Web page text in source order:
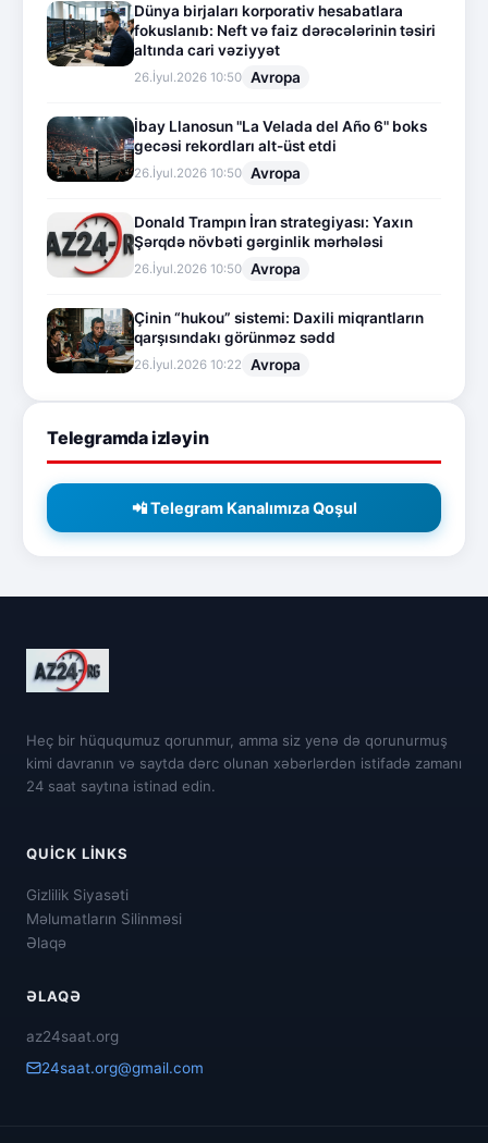
Dünya birjaları korporativ hesabatlara
fokuslanıb: Neft və faiz dərəcələrinin təsiri
altında cari vəziyyət
26.İyul.2026 10:50 Avropa
İbay Llanosun "La Velada del Año 6" boks
gecəsi rekordları alt-üst etdi
26.İyul.2026 10:50 Avropa
Donald Trampın İran strategiyası: Yaxın
Şərqdə növbəti gərginlik mərhələsi
26.İyul.2026 10:50 Avropa
Çinin “hukou” sistemi: Daxili miqrantların
qarşısındakı görünməz sədd
26.İyul.2026 10:22 Avropa
Telegramda izləyin
📲 Telegram Kanalımıza Qoşul
Heç bir hüququmuz qorunmur, amma siz yenə də qorunurmuş
kimi davranın və saytda dərc olunan xəbərlərdən istifadə zamanı
24 saat saytına istinad edin.
QUICK LINKS
Gizlilik Siyasəti
Məlumatların Silinməsi
Əlaqə
ƏLAQƏ
az24saat.org
24saat.org@gmail.com